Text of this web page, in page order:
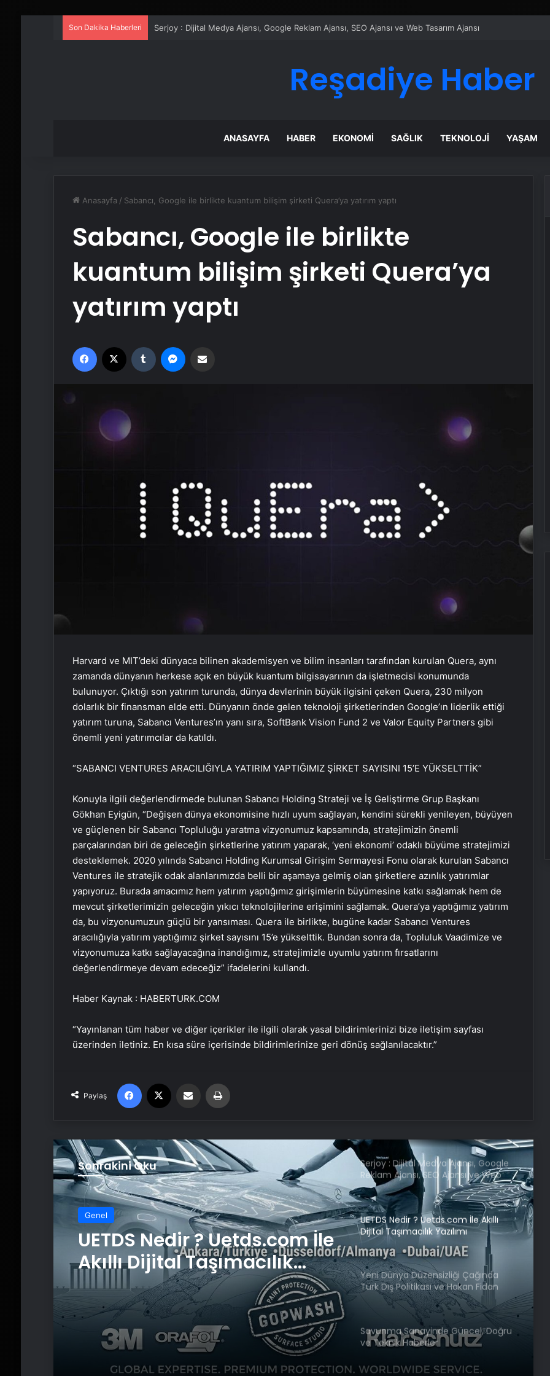
Son Dakika Haberleri UETDS Nedir ? Uetds.com İle Akıllı Dijital Taşımacılık Yazılımı
Reşadiye Haber
ANASAYFA HABER EKONOMI SAĞLIK TEKNOLOJI YAŞAM
Anasayfa / Sabancı, Google ile birlikte kuantum bilişim şirketi Quera’ya yatırım yaptı
Sabancı, Google ile birlikte
kuantum bilişim şirketi Quera’ya
yatırım yaptı
Facebook Tumblr
Harvard ve MIT’deki dünyaca bilinen akademisyen ve bilim insanları tarafından kurulan Quera, aynı
zamanda dünyanın herkese açık en büyük kuantum bilgisayarının da işletmecisi konumunda
bulunuyor. Çıktığı son yatırım turunda, dünya devlerinin büyük ilgisini çeken Quera, 230 milyon
dolarlık bir finansman elde etti. Dünyanın önde gelen teknoloji şirketlerinden Google’ın liderlik ettiği
yatırım turuna, Sabancı Ventures’ın yanı sıra, SoftBank Vision Fund 2 ve Valor Equity Partners gibi
önemli yeni yatırımcılar da katıldı.
“SABANCI VENTURES ARACILIĞIYLA YATIRIM YAPTIĞIMIZ ŞİRKET SAYISINI 15’E YÜKSELTTİK”
Konuyla ilgili değerlendirmede bulunan Sabancı Holding Strateji ve İş Geliştirme Grup Başkanı
Gökhan Eyigün, “Değişen dünya ekonomisine hızlı uyum sağlayan, kendini sürekli yenileyen, büyüyen
ve güçlenen bir Sabancı Topluluğu yaratma vizyonumuz kapsamında, stratejimizin önemli
parçalarından biri de geleceğin şirketlerine yatırım yaparak, ‘yeni ekonomi’ odaklı büyüme stratejimizi
desteklemek. 2020 yılında Sabancı Holding Kurumsal Girişim Sermayesi Fonu olarak kurulan Sabancı
Ventures ile stratejik odak alanlarımızda belli bir aşamaya gelmiş olan şirketlere azınlık yatırımlar
yapıyoruz. Burada amacımız hem yatırım yaptığımız girişimlerin büyümesine katkı sağlamak hem de
mevcut şirketlerimizin geleceğin yıkıcı teknolojilerine erişimini sağlamak. Quera’ya yaptığımız yatırım
da, bu vizyonumuzun güçlü bir yansıması. Quera ile birlikte, bugüne kadar Sabancı Ventures
aracılığıyla yatırım yaptığımız şirket sayısını 15’e yükselttik. Bundan sonra da, Topluluk Vaadimize ve
vizyonumuza katkı sağlayacağına inandığımız, stratejimizle uyumlu yatırım fırsatlarını
değerlendirmeye devam edeceğiz” ifadelerini kullandı.
Haber Kaynak : HABERTURK.COM
“Yayınlanan tüm haber ve diğer içerikler ile ilgili olarak yasal bildirimlerinizi bize iletişim sayfası
üzerinden iletiniz. En kısa süre içerisinde bildirimlerinize geri dönüş sağlanılacaktır.”
Paylaş
Facebook Email'den paylaş
Sonrakini Oku
Genel
UETDS Nedir ? Uetds.com İle
Akıllı Dijital Taşımacılık
Yazılımı
Dışişleri’nden Libya açıklaması:
Gerginliği yakından takip ediyoruz
DEM Parti’nin yeni yol haritası ne
olacak?
Sağlık Bakanlığı sözleşmeli personel
Serjoy : Dijital Medya Ajansı, Google
Reklam Ajansı, SEO Ajansı ve Web
Tasarım Ajansı
UETDS Nedir ? Uetds.com İle Akıllı
Dijital Taşımacılık Yazılımı
Yeni Dünya Düzensizliği Çağında
Türk Dış Politikası ve Hakan Fidan
Faktörü
Savunma Sanayinde Güncel, Doğru
ve Teknik Haberler